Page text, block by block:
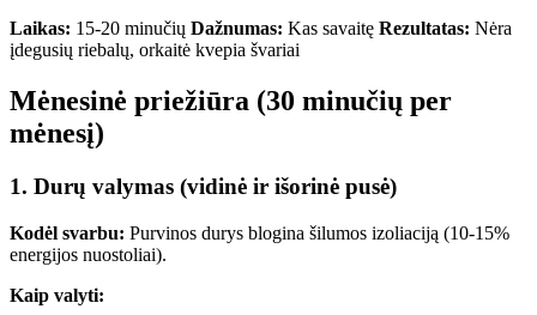
Laikas: 15-20 minučių Dažnumas: Kas savaitę Rezultatas: Nėra
įdegusių riebalų, orkaitė kvepia švariai
Mėnesinė priežiūra (30 minučių per
mėnesį)
1. Durų valymas (vidinė ir išorinė pusė)
Kodėl svarbu: Purvinos durys blogina šilumos izoliaciją (10-15%
energijos nuostoliai).
Kaip valyti: